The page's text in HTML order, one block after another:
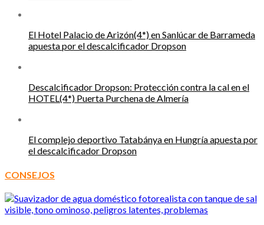
El Hotel Palacio de Arizón(4*) en Sanlúcar de Barrameda
apuesta por el descalcificador Dropson
Descalcificador Dropson: Protección contra la cal en el
HOTEL(4*) Puerta Purchena de Almería
El complejo deportivo Tatabánya en Hungría apuesta por
el descalcificador Dropson
CONSEJOS